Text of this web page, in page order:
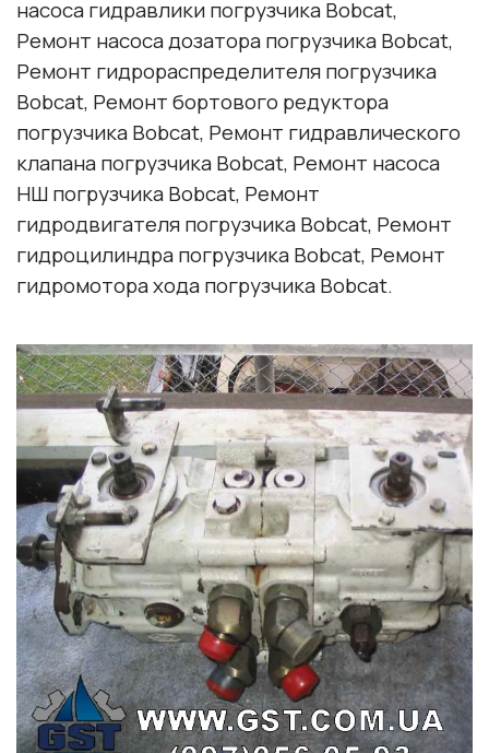
насоса гидравлики погрузчикаBobcat,
Ремонт насоса дозатора погрузчикаBobcat,
Ремонт гидрораспределителя погрузчика
Bobcat, Ремонт бортового редуктора
погрузчикаBobcat, Ремонт гидравлического
клапана погрузчикаBobcat, Ремонт насоса
НШ погрузчикаBobcat, Ремонт
гидродвигателя погрузчикаBobcat, Ремонт
гидроцилиндра погрузчикаBobcat, Ремонт
гидромотора хода погрузчикаBobcat.